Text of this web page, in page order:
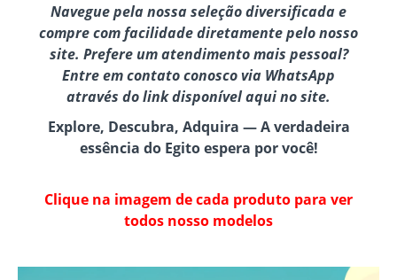
Navegue pela nossa seleção diversificada e
compre com facilidade diretamente pelo nosso
site. Prefere um atendimento mais pessoal?
Entre em contato conosco via WhatsApp
através do link disponível aqui no site.
Explore, Descubra, Adquira — A verdadeira
essência do Egito espera por você!
Clique na imagem de cada produto para ver
todos nosso modelos